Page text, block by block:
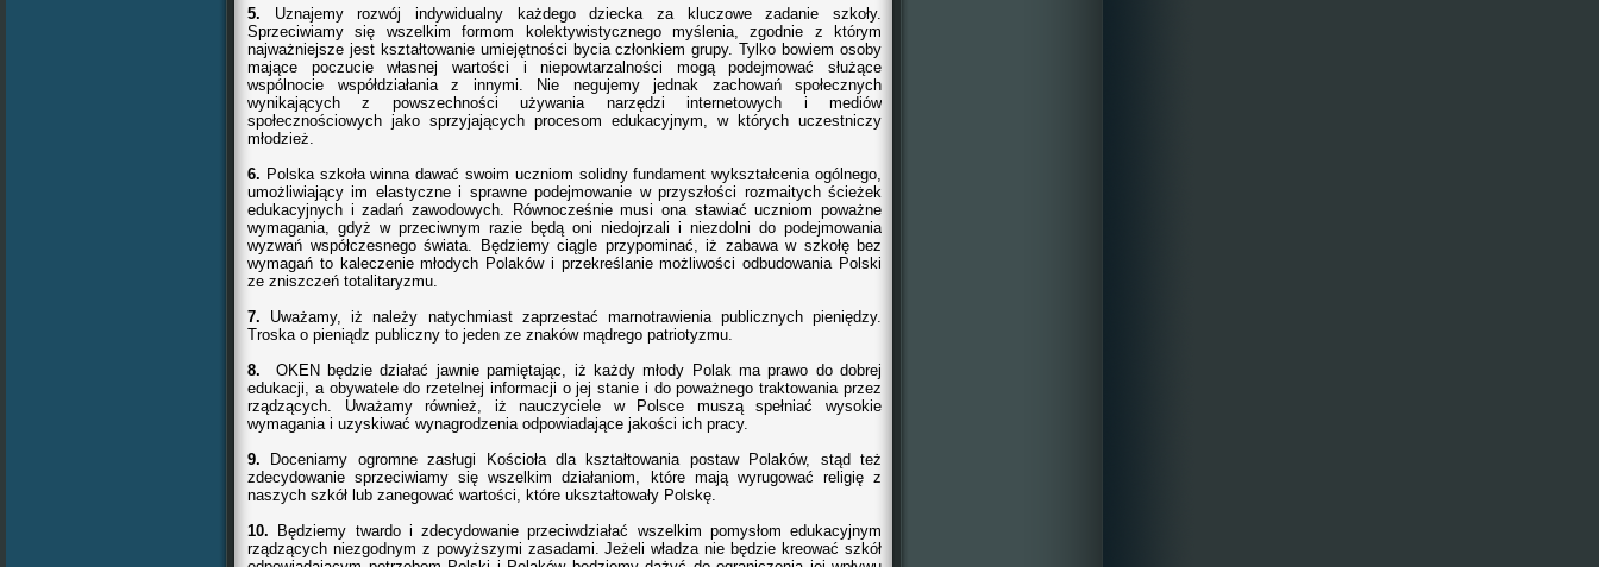
5. Uznajemy rozwój indywidualny każdego dziecka za kluczowe zadanie szkoły.
Sprzeciwiamy się wszelkim formom kolektywistycznego myślenia, zgodnie z którym
najważniejsze jest kształtowanie umiejętności bycia członkiem grupy. Tylko bowiem osoby
mające poczucie własnej wartości i niepowtarzalności mogą podejmować służące
wspólnocie współdziałania z innymi. Nie negujemy jednak zachowań społecznych
wynikających z powszechności używania narzędzi internetowych i mediów
społecznościowych jako sprzyjających procesom edukacyjnym, w których uczestniczy
młodzież.
6. Polska szkoła winna dawać swoim uczniom solidny fundament wykształcenia ogólnego,
umożliwiający im elastyczne i sprawne podejmowanie w przyszłości rozmaitych ścieżek
edukacyjnych i zadań zawodowych. Równocześnie musi ona stawiać uczniom poważne
wymagania, gdyż w przeciwnym razie będą oni niedojrzali i niezdolni do podejmowania
wyzwań współczesnego świata. Będziemy ciągle przypominać, iż zabawa w szkołę bez
wymagań to kaleczenie młodych Polaków i przekreślanie możliwości odbudowania Polski
ze zniszczeń totalitaryzmu.
7. Uważamy, iż należy natychmiast zaprzestać marnotrawienia publicznych pieniędzy.
Troska o pieniądz publiczny to jeden ze znaków mądrego patriotyzmu.
8.
OKEN będzie działać jawnie pamiętając, iż każdy młody Polak ma prawo do dobrej
edukacji, a obywatele do rzetelnej informacji o jej stanie i do poważnego traktowania przez
rządzących. Uważamy również, iż nauczyciele w Polsce muszą spełniać wysokie
wymagania i uzyskiwać wynagrodzenia odpowiadające jakości ich pracy.
9. Doceniamy ogromne zasługi Kościoła dla kształtowania postaw Polaków, stąd też
zdecydowanie sprzeciwiamy się wszelkim działaniom, które mają wyrugować religię z
naszych szkół lub zanegować wartości, które ukształtowały Polskę.
10. Będziemy twardo i zdecydowanie przeciwdziałać wszelkim pomysłom edukacyjnym
rządzących niezgodnym z powyższymi zasadami. Jeżeli władza nie będzie kreować szkół